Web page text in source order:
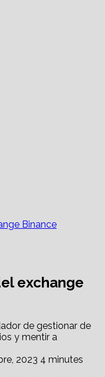
Binance
exchange
de gestionar de
y mentir a
2023 4 minutes